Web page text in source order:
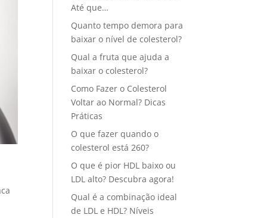
Até que…
Quanto tempo demora para
baixar o nível de colesterol?
Qual a fruta que ajuda a
baixar o colesterol?
Como Fazer o Colesterol
Voltar ao Normal? Dicas
Práticas
O que fazer quando o
colesterol está 260?
O que é pior HDL baixo ou
LDL alto? Descubra agora!
Qual é a combinação ideal
de LDL e HDL? Níveis